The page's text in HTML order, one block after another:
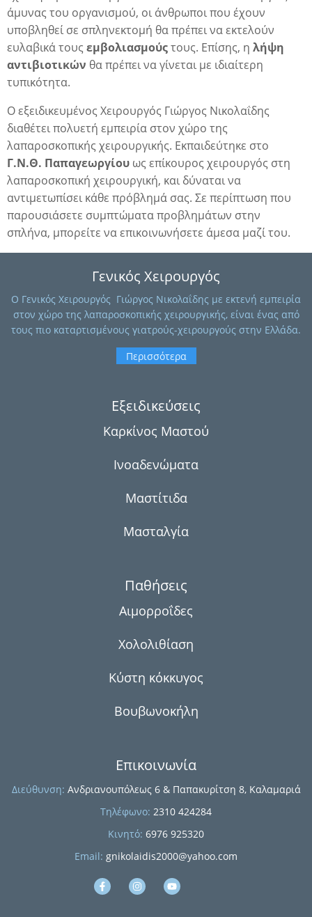
άμυνας του οργανισμού, οι άνθρωποι που έχουν
υποβληθεί σε σπληνεκτομή θα πρέπει να εκτελούν
ευλαβικά τους εμβολιασμούςτους. Επίσης, η λήψη
αντιβιοτικών θα πρέπει να γίνεται με ιδιαίτερη
τυπικότητα.
Ο εξειδικευμένος Χειρουργός Γιώργος Νικολαΐδης
διαθέτει πολυετή εμπειρία στον χώρο της
λαπαροσκοπικής χειρουργικής. Εκπαιδεύτηκε στο
Γ.Ν.Θ. Παπαγεωργίου ως επίκουρος χειρουργός στη
λαπαροσκοπική χειρουργική, και δύναται να
αντιμετωπίσει κάθε πρόβλημά σας. Σε περίπτωση που
παρουσιάσετε συμπτώματα προβλημάτων στην
σπλήνα, μπορείτε ναεπικοινωνήσετε άμεσα μαζί του.
Γενικός Χειρουργός
O Γενικός Χειρουργός Γιώργος Νικολαΐδης με εκτενή εμπειρία
στον χώρο της λαπαροσκοπικής χειρουργικής, είναι ένας από
τους πιο καταρτισμένους γιατρούς-χειρουργούς στην Ελλάδα.
Περισσότερα
Εξειδικεύσεις
Καρκίνος Μαστού
Ινοαδενώματα
Μαστίτιδα
Μασταλγία
Παθήσεις
Αιμορροΐδες
Χολολιθίαση
Κύστη κόκκυγος
Βουβωνοκήλη
Επικοινωνία
Διεύθυνση: Ανδριανουπόλεως 6 & Παπακυρίτση 8, Καλαμαριά
Τηλέφωνο: 2310 424284
Κινητό: 6976 925320
Email: gnikolaidis2000@yahoo.com